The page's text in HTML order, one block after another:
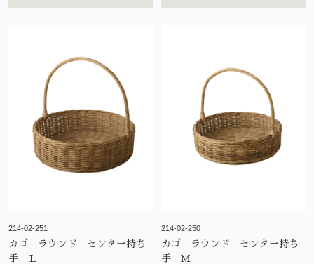
214-02-251
カゴ ラウンド センター持ち
手 Ｌ
214-02-250
カゴ ラウンド センター持ち
手 Ｍ